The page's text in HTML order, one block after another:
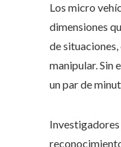
Los micro
dimensiones
de
manipular. Sin
un par de